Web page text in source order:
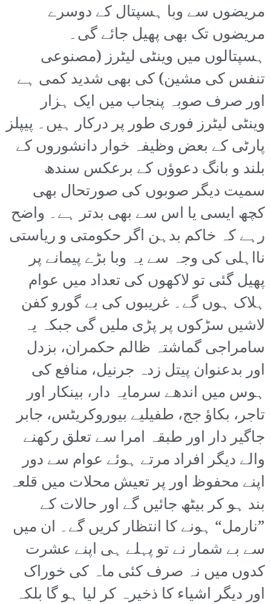
مریضوں سے وبا ہسپتال کے دوسرے
مریضوں تک بھی پھیل جائے گی۔
ہسپتالوں میں وینٹی لیٹرز (مصنوعی
تنفس کی مشین) کی بھی شدید کمی ہے
اور صرف صوبہ پنجاب میں ایک ہزار
وینٹی لیٹرز فوری طور پر درکار ہیں۔ پیپلز
پارٹی کے بعض وظیفہ خوار دانشوروں کے
بلند و بانگ دعوؤں کے برعکس سندھ
سمیت دیگر صوبوں کی صورتحال بھی
کچھ ایسی یا اس سے بھی بدتر ہے۔ واضح
رہے کہ خاکم بدہن اگر حکومتی و ریاستی
نااہلی کی وجہ سے یہ وبا بڑے پیمانے پر
پھیل گئی تو لاکھوں کی تعداد میں عوام
ہلاک ہوں گے۔ غریبوں کی بے گورو کفن
لاشیں سڑکوں پر پڑی ملیں گی جبکہ یہ
سامراجی گماشتہ ظالم حکمران، بزدل
اور بدعنوان پیتل زدہ جرنیل، منافع کی
ہوس میں اندھے سرمایہ دار، بینکار اور
تاجر، بکاؤ جج، طفیلیے بیوروکریٹس، جابر
جاگیر دار اور طبقہ امرا سے تعلق رکھنے
والے دیگر افراد مرتے ہوئے عوام سے دور
اپنے محفوظ اور پر تعیش محلات میں قلعہ
بند ہو کر بیٹھ جائیں گے اور حالات کے
”نارمل“ ہونے کا انتظار کریں گے۔ ان میں
سے بے شمار نے تو پہلے ہی اپنے عشرت
کدوں میں نہ صرف کئی ماہ کی خوراک
اور دیگر اشیاء کا ذخیرہ کر لیا ہو گا بلکہ